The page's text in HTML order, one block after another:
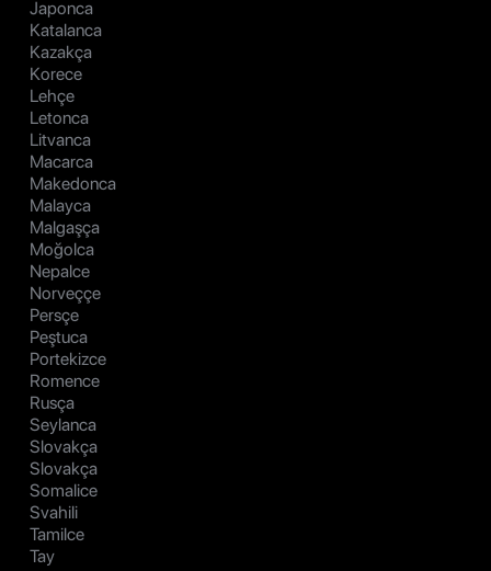
Japonca
Katalanca
Kazakça
Korece
Lehçe
Letonca
Litvanca
Macarca
Makedonca
Malayca
Malgaşça
Moğolca
Nepalce
Norveççe
Persçe
Peştuca
Portekizce
Romence
Rusça
Seylanca
Slovakça
Slovakça
Somalice
Svahili
Tamilce
Tay